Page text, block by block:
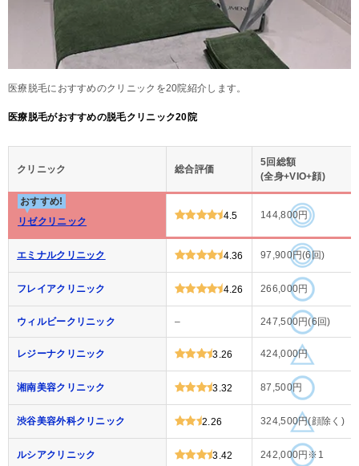
医療脱毛におすすめのクリニックを20院紹介します。
医療脱毛がおすすめの脱毛クリニック20院
クリニック 総合評価
5回総額
(全身+VIO+顔)
おすすめ!
リゼクリニック
4.5 144,800円
エミナルクリニック 4.36 97,900円(6回)
フレイアクリニック 4.26 266,000円
ウィルビークリニック – 247,500円(6回)
レジーナクリニック 3.26 424,000円
湘南美容クリニック 3.32 87,500円
渋谷美容外科クリニック 2.26 324,500円(顔除く)
ルシアクリニック 3.42 242,000円※1